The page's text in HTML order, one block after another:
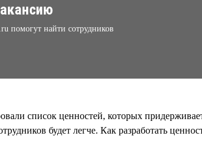
помогут найти сотрудников
список ценностей, которых
будет легче. Как разработать